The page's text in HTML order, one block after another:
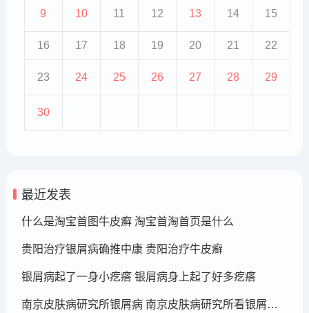
9 10 11 12 13 14 15
16 17 18 19 20 21 22
23 24 25 26 27 28 29
30
最近发表
什么是淘宝首图牛皮癣 淘宝首淘首页是什么
贵阳治疗银屑病确推中康 贵阳治疗牛皮癣
银屑病起了一身小疙瘩 银屑病身上起了好多疙瘩
南京皮肤病研究所银屑病 南京皮肤病研究所看银屑病哪个医生厉害